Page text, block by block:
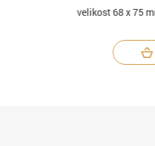
velikost 68 x 75